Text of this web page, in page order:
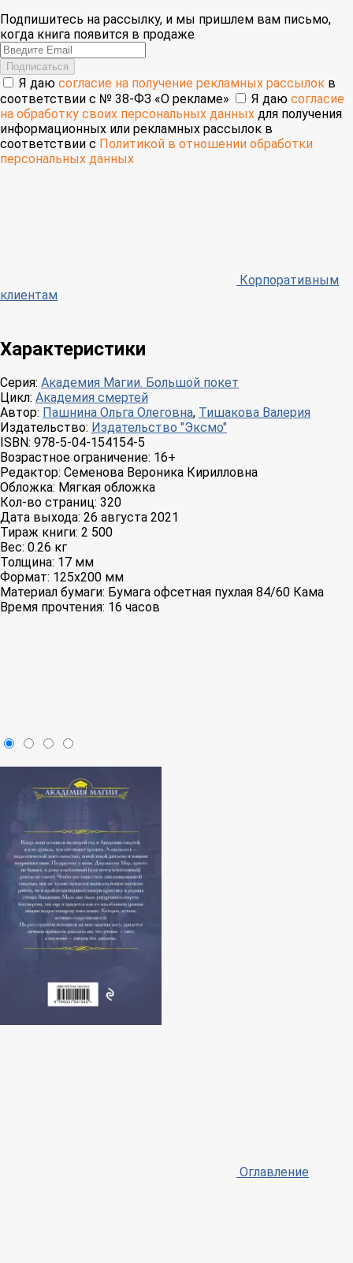
Подпишитесь на рассылку, и мы пришлем вам письмо,
когда книга появится в продаже
Email
Подписаться
Я даю согласие на получение рекламных рассылок в
соответствии с № 38-ФЗ «О рекламе»
Я даю согласие
на обработку своих персональных данных для получения
информационных или рекламных рассылок в
соответствии с Политикой в отношении обработки
персональных данных
Корпоративным
клиентам
Характеристики
Серия: Академия Магии. Большой покет
Цикл: Академия смертей
Автор: Пашнина Ольга Олеговна, Тишакова Валерия
Издательство: Издательство "Эксмо"
ISBN: 978-5-04-154154-5
Возрастное ограничение: 16+
Редактор: Семенова Вероника Кирилловна
Обложка: Мягкая обложка
Кол-во страниц: 320
Дата выхода: 26 августа 2021
Тираж книги: 2 500
Вес: 0.26 кг
Толщина: 17 мм
Формат: 125x200 мм
Материал бумаги: Бумага офсетная пухлая 84/60 Кама
Время прочтения: 16 часов
Оглавление